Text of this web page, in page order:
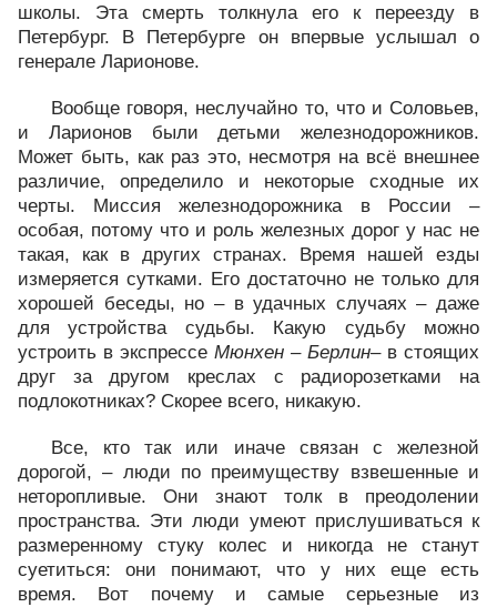
школы. Эта смерть толкнула его к переезду в
Петербург. В Петербурге он впервые услышал о
генерале Ларионове.
Вообще говоря, неслучайно то, что и Соловьев,
и Ларионов были детьми железнодорожников.
Может быть, как раз это, несмотря на всё внешнее
различие, определило и некоторые сходные их
черты. Миссия железнодорожника в России –
особая, потому что и роль железных дорог у нас не
такая, как в других странах. Время нашей езды
измеряется сутками. Его достаточно не только для
хорошей беседы, но – в удачных случаях – даже
для устройства судьбы. Какую судьбу можно
устроить в экспрессе Мюнхен – Берлин– в стоящих
друг за другом креслах с радиорозетками на
подлокотниках? Скорее всего, никакую.
Все, кто так или иначе связан с железной
дорогой, – люди по преимуществу взвешенные и
неторопливые. Они знают толк в преодолении
пространства. Эти люди умеют прислушиваться к
размеренному стуку колес и никогда не станут
суетиться: они понимают, что у них еще есть
время. Вот почему и самые серьезные из